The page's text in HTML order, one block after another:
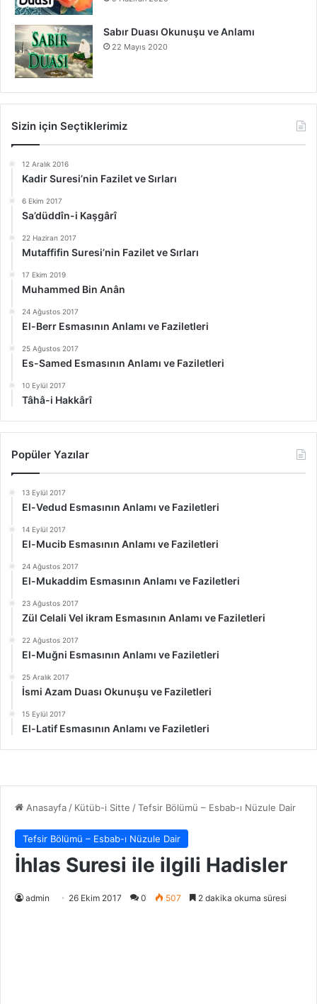
Sabır Duası Okunuşu ve Anlamı
22 Mayıs 2020
Sizin için Seçtiklerimiz
12 Aralık 2016
Kadir Suresi’nin Fazilet ve Sırları
6 Ekim 2017
Sa’düddîn-i Kaşgârî
22 Haziran 2017
Mutaffifin Suresi’nin Fazilet ve Sırları
17 Ekim 2019
Muhammed Bin Anân
24 Ağustos 2017
El-Berr Esmasının Anlamı ve Faziletleri
25 Ağustos 2017
Es-Samed Esmasının Anlamı ve Faziletleri
10 Eylül 2017
Tâhâ-i Hakkârî
Popüler Yazılar
13 Eylül 2017
El-Vedud Esmasının Anlamı ve Faziletleri
14 Eylül 2017
El-Mucib Esmasının Anlamı ve Faziletleri
24 Ağustos 2017
El-Mukaddim Esmasının Anlamı ve Faziletleri
23 Ağustos 2017
Zül Celali Vel ikram Esmasının Anlamı ve Faziletleri
22 Ağustos 2017
El-Muğni Esmasının Anlamı ve Faziletleri
25 Aralık 2017
İsmi Azam Duası Okunuşu ve Faziletleri
15 Eylül 2017
El-Latif Esmasının Anlamı ve Faziletleri